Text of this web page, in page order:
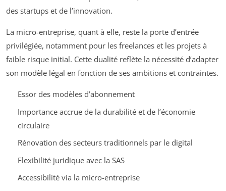
des startups et de l’innovation.
La micro-entreprise, quant à elle, reste la porte d’entrée
privilégiée, notamment pour les freelances et les projets à
faible risque initial. Cette dualité reflète la nécessité d’adapter
son modèle légal en fonction de ses ambitions et contraintes.
Essor des modèles d’abonnement
Importance accrue de la durabilité et de l’économie
circulaire
Rénovation des secteurs traditionnels par le digital
Flexibilité juridique avec la SAS
Accessibilité via la micro-entreprise